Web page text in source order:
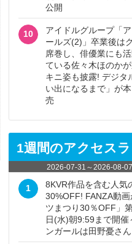
公開
10
アイドルグループ「
ールズ(2)」卒業後は
席巻し、俳優業にも
ている佐々木ほのか
キニ姿も披露! デジタ
い出になるまで」が
売
1週間のアクセス
2026-07-31 ～2026-08-07
1
8KVR作品を含む人気
30%OFF! FANZA動
ツまつり30％OFF」
日(水)朝9:59まで開催
ンガールは田野憂さん